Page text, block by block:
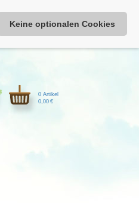
Login|Warenkorb
Keine optionalen Cookies
0 Artikel
0,00 €